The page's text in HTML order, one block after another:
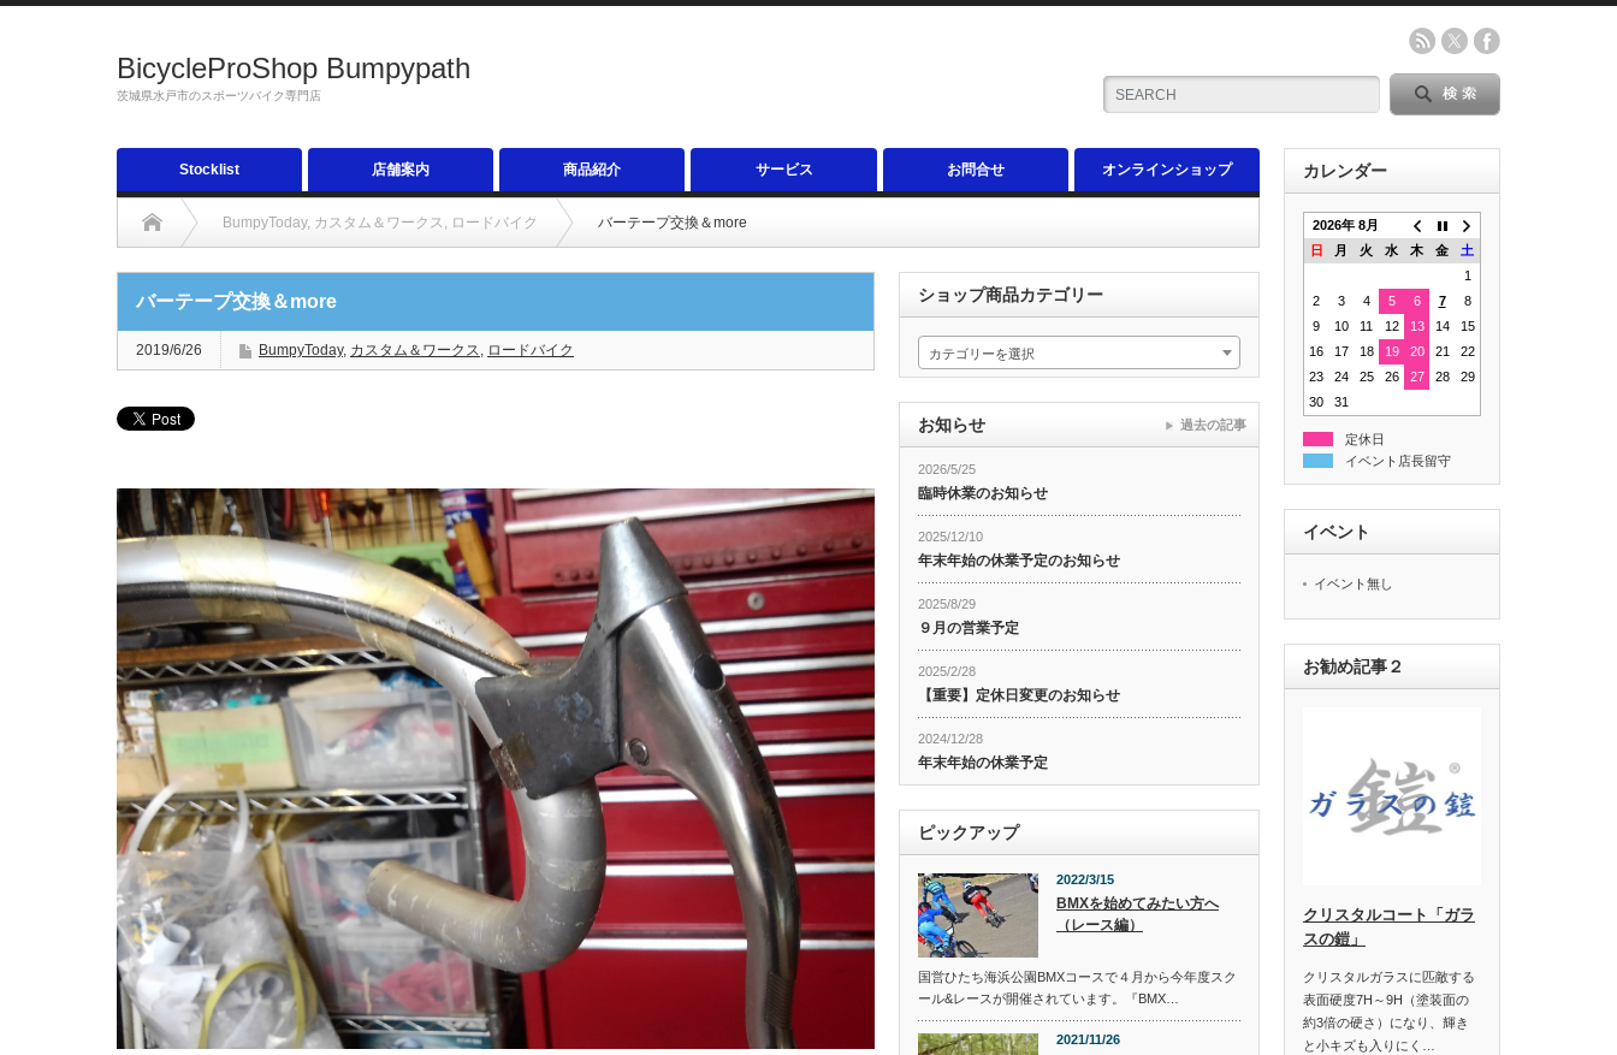
BicycleProShop Bumpypath
茨城県水戸市のスポーツバイク専門店
Stocklist 店舗案内 商品紹介 サービス お問合せ オンラインショップ
BumpyToday, カスタム＆ワークス, ロードバイク バーテープ交換＆more
バーテープ交換＆more
2019/6/26 BumpyToday, カスタム＆ワークス, ロードバイク
ショップ商品カテゴリー
カテゴリーを選択
お知らせ
2026/5/25
臨時休業のお知らせ
2025/12/10
年末年始の休業予定のお知らせ
2025/8/29
９月の営業予定
2025/2/28
【重要】定休日変更のお知らせ
2024/12/28
年末年始の休業予定
過去の記事
ピックアップ
2022/3/15
BMXを始めてみたい方へ
（レース編）
国営ひたち海浜公園BMXコースで４月から今年度スク
ール&レースが開催されています。『BMX…
2021/11/26
カレンダー
2026年 8月
日
月 火 水 木 金
土
1
2
3 4 5 6 7
8
9
10 11 12 13 14
15
16
17 18 19 20 21
22
23
24 25 26 27 28
29
30
31
定休日
イベント店長留守
イベント
イベント無し
お勧め記事２
クリスタルコート「ガラ
スの鎧」
クリスタルガラスに匹敵する
表面硬度7H～9H（塗装面の
約3倍の硬さ）になり、輝き
と小キズも入りにく…